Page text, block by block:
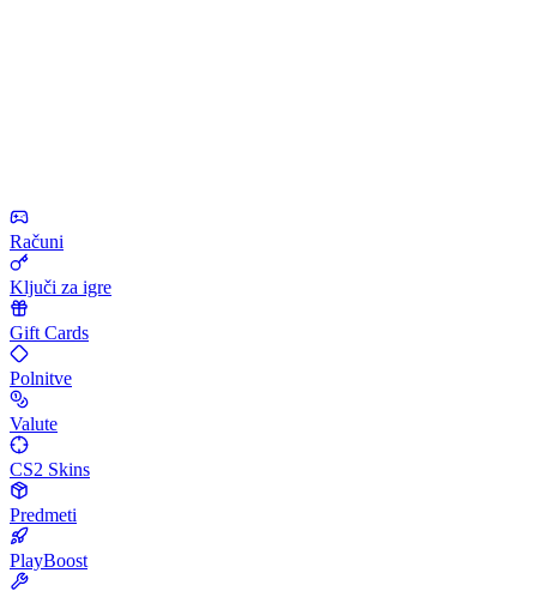
Računi
Ključi za igre
Gift Cards
Polnitve
Valute
CS2 Skins
Predmeti
PlayBoost